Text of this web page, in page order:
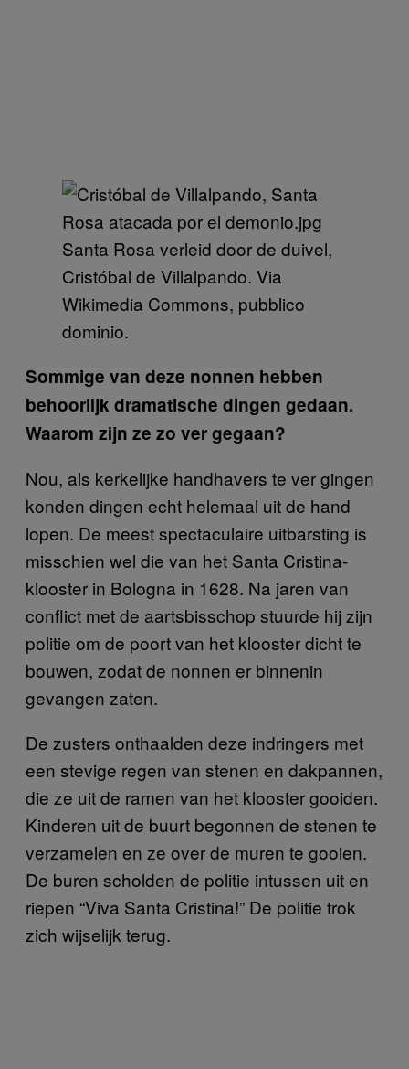
Santa Rosa verleid door de duivel,
Cristóbal de Villalpando. Via
Wikimedia Commons, pubblico
dominio.
Sommige van deze nonnen hebben
behoorlijk dramatische dingen gedaan.
Waarom zijn ze zo ver gegaan?
Nou, als kerkelijke handhavers te ver gingen
konden dingen echt helemaal uit de hand
lopen. De meest spectaculaire uitbarsting is
misschien wel die van het Santa Cristina-
klooster in Bologna in 1628. Na jaren van
conflict met de aartsbisschop stuurde hij zijn
politie om de poort van het klooster dicht te
bouwen, zodat de nonnen er binnenin
gevangen zaten.
De zusters onthaalden deze indringers met
een stevige regen van stenen en dakpannen,
die ze uit de ramen van het klooster gooiden.
Kinderen uit de buurt begonnen de stenen te
verzamelen en ze over de muren te gooien.
De buren scholden de politie intussen uit en
riepen “Viva Santa Cristina!” De politie trok
zich wijselijk terug.